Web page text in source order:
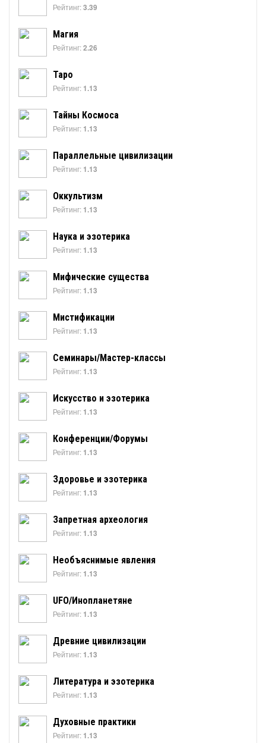
Рейтинг:3.39
Магия
Рейтинг:2.26
Таро
Рейтинг: 1.13
Тайны Космоса
Рейтинг: 1.13
Параллельные цивилизации
Рейтинг: 1.13
Оккультизм
Рейтинг: 1.13
Наука и эзотерика
Рейтинг: 1.13
Мифические существа
Рейтинг: 1.13
Мистификации
Рейтинг: 1.13
Семинары/Мастер-классы
Рейтинг: 1.13
Искусство и эзотерика
Рейтинг: 1.13
Конференции/Форумы
Рейтинг: 1.13
Здоровье и эзотерика
Рейтинг: 1.13
Запретная археология
Рейтинг: 1.13
Необъяснимые явления
Рейтинг: 1.13
UFO/Инопланетяне
Рейтинг: 1.13
Древние цивилизации
Рейтинг: 1.13
Литература и эзотерика
Рейтинг: 1.13
Духовные практики
Рейтинг: 1.13